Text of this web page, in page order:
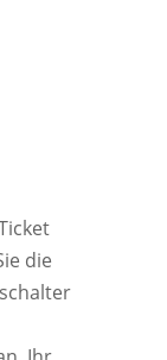
die